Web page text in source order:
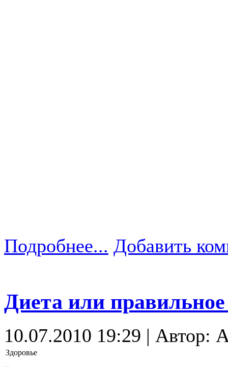
Подробнее... Добавить
Диета или
10.07.2010 19:29 | Автор:
Здоровье